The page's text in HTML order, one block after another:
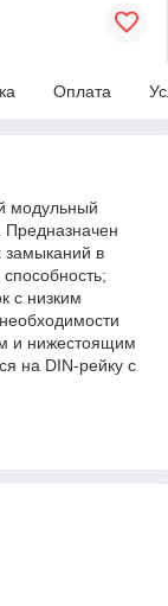
Оплата
модульный
Предназначен
замыканий в
с низким
и нижестоящим
на DIN-рейку с